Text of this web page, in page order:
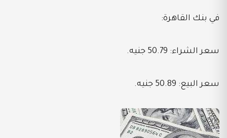
في بنك القاهرة:
سعر الشراء: 50.79 جنيه.
سعر البيع: 50.89 جنيه.